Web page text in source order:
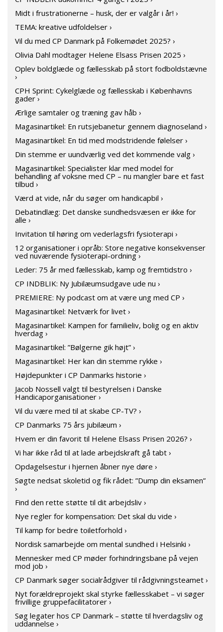
Midt i frustrationerne – husk, der er valgår i år! ›
TEMA: kreative udfoldelser ›
Vil du med CP Danmark på Folkemødet 2025? ›
Olivia Dahl modtager Helene Elsass Prisen 2025 ›
Oplev boldglæde og fællesskab på stort fodboldstævne
›
CPH Sprint: Cykelglæde og fællesskab i Københavns
gader ›
Ærlige samtaler og træning gav håb ›
Magasinartikel: En rutsjebanetur gennem diagnoseland ›
Magasinartikel: En tid med modstridende følelser ›
Din stemme er uundværlig ved det kommende valg ›
Magasinartikel: Specialister klar med model for
behandling af voksne med CP – nu mangler bare et fast
tilbud ›
Værd at vide, når du søger om handicapbil ›
Debatindlæg: Det danske sundhedsvæsen er ikke for
alle ›
Invitation til høring om vederlagsfri fysioterapi ›
12 organisationer i opråb: Store negative konsekvenser
ved nuværende fysioterapi-ordning ›
Leder: 75 år med fællesskab, kamp og fremtidstro ›
CP INDBLIK: Ny Jubilæumsudgave ude nu ›
PREMIERE: Ny podcast om at være ung med CP ›
Magasinartikel: Netværk for livet ›
Magasinartikel: Kampen for familieliv, bolig og en aktiv
hverdag ›
Magasinartikel: ”Bølgerne gik højt” ›
Magasinartikel: Her kan din stemme rykke ›
Højdepunkter i CP Danmarks historie ›
Jacob Nossell valgt til bestyrelsen i Danske
Handicaporganisationer ›
Vil du være med til at skabe CP-TV? ›
CP Danmarks 75 års jubilæum ›
Hvem er din favorit til Helene Elsass Prisen 2026? ›
Vi har ikke råd til at lade arbejdskraft gå tabt ›
Opdagelsestur i hjernen åbner nye døre ›
Søgte nedsat skoletid og fik rådet: ”Dump din eksamen”
›
Find den rette støtte til dit arbejdsliv ›
Nye regler for kompensation: Det skal du vide ›
Til kamp for bedre toiletforhold ›
Nordisk samarbejde om mental sundhed i Helsinki ›
Mennesker med CP møder forhindringsbane på vejen
mod job ›
CP Danmark søger socialrådgiver til rådgivningsteamet ›
Nyt forældreprojekt skal styrke fællesskabet – vi søger
frivillige gruppefacilitatorer ›
Søg legater hos CP Danmark – støtte til hverdagsliv og
uddannelse ›